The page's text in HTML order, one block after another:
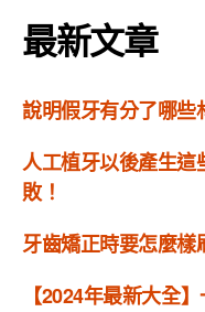
最新文章
說明假牙有分了哪
人工植牙以後產生
敗！
牙齒矯正時要怎麼樣
【2024年最新大全